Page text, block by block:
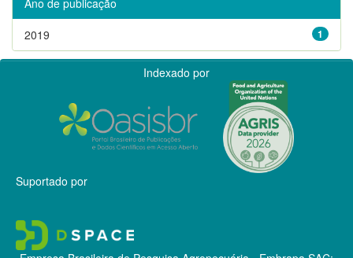
1
2019
Indexado por
Suportado por